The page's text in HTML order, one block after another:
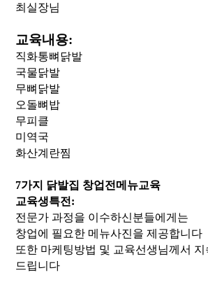
최실장님
교육내용:
직화통뼈닭발
국물닭발
무뼈닭발
오돌뼈밥
무피클
미역국
화산계란찜
7가지 닭발집 창업전메뉴교육
교육생특전:
전문가 과정을 이수하신분들에게는
창업에 필요한 메뉴사진을 제공합니다
또한 마케팅방법 및 교육선생님께서 지
드립니다